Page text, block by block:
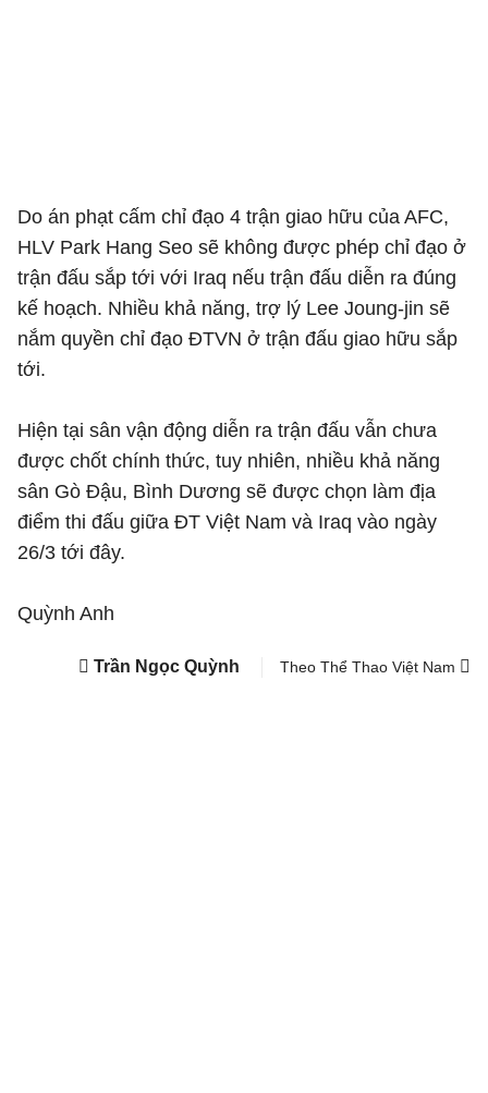
Do án phạt cấm chỉ đạo 4 trận giao hữu của AFC,
HLV Park Hang Seo sẽ không được phép chỉ đạo ở
trận đấu sắp tới với Iraq nếu trận đấu diễn ra đúng
kế hoạch. Nhiều khả năng, trợ lý Lee Joung-jin sẽ
nắm quyền chỉ đạo ĐTVN ở trận đấu giao hữu sắp
tới.
Hiện tại sân vận động diễn ra trận đấu vẫn chưa
được chốt chính thức, tuy nhiên, nhiều khả năng
sân Gò Đậu, Bình Dương sẽ được chọn làm địa
điểm thi đấu giữa ĐT Việt Nam và Iraq vào ngày
26/3 tới đây.
Quỳnh Anh
Trần Ngọc Quỳnh Theo Thể Thao Việt Nam